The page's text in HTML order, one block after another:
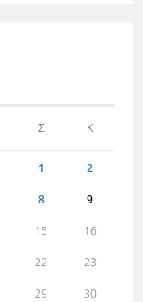
Σ Κ
1 2
8 9
15 16
22 23
29 30